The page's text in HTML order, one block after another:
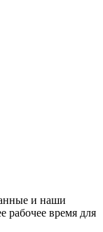
и наши
рабочее время для